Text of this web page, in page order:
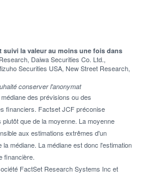
la valeur au moins une fois dans
Daiwa Securities Co. Ltd.,
Securities USA, New Street Research,
conserver l'anonymat
des prévisions ou des
financiers. Factset JCF préconise
que de la moyenne. La moyenne
aux estimations extrêmes d'un
médiane. La médiane est donc l'estimation
financière.
FactSet Research Systems Inc et